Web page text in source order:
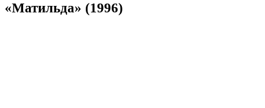
«Матильда» (1996)